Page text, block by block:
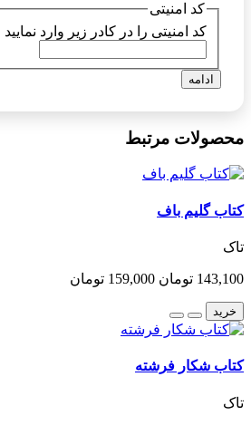
کد امنیتی
کد امنیتی را در کادر زیر وارد نمایید
ادامه
محصولات مرتبط
کتاب گلیم باف
تاک
143,100 تومان 159,000 تومان
خرید
کتاب شکار فرشته
تاک